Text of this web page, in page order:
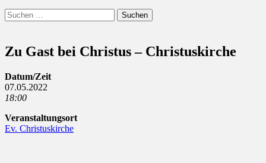
Suchen
Suchen
nach:
Zu Gast bei Christus – Christuskirche
Datum/Zeit
07.05.2022
18:00
Veranstaltungsort
Ev. Christuskirche